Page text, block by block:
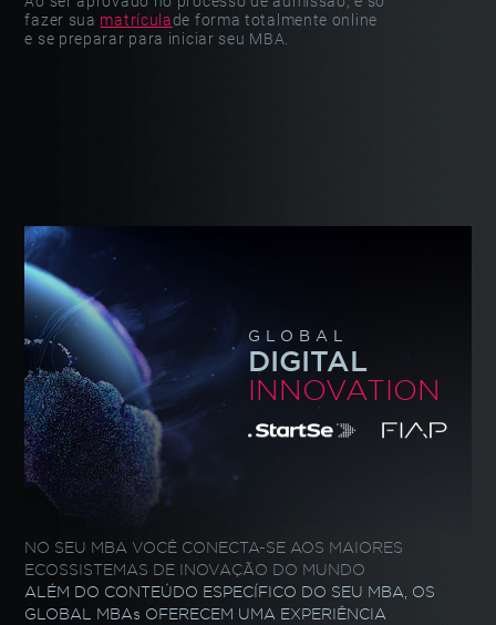
fazer sua matrículade forma totalmente online
e se preparar para iniciar seu MBA.
GLOBAL
DIGITAL
INNOVATION
NO SEU MBA VOCÊ CONECTA-SE AOS MAIORES
ECOSSISTEMAS DE INOVAÇÃO DO MUNDO
ALÉM DO CONTEÚDO ESPECÍFICO DO SEU MBA, OS
GLOBAL MBAs OFERECEM UMA EXPERIÊNCIA